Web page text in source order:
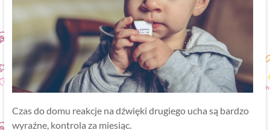
Czas do domu reakcje na dźwięki drugiego ucha są bardzo
wyraźne, kontrola za miesiąc.